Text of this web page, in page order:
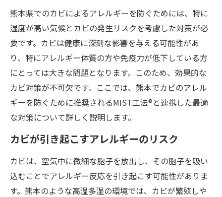
熊本県でのカビによるアレルギーを防ぐためには、特に
湿度が高い気候とカビの発生リスクを考慮した対策が必
要です。カビは健康に深刻な影響を与える可能性があ
り、特にアレルギー体質の方や免疫力が低下している方
にとっては大きな問題となります。このため、効果的な
カビ対策が不可欠です。ここでは、熊本でカビのアレル
ギーを防ぐために推奨されるMIST工法®と連携した最適
な対策について詳しく説明します。
カビが引き起こすアレルギーのリスク
カビは、空気中に微細な胞子を放出し、その胞子を吸い
込むことでアレルギー反応を引き起こす可能性がありま
す。熊本のような高温多湿の環境では、カビが繁殖しや